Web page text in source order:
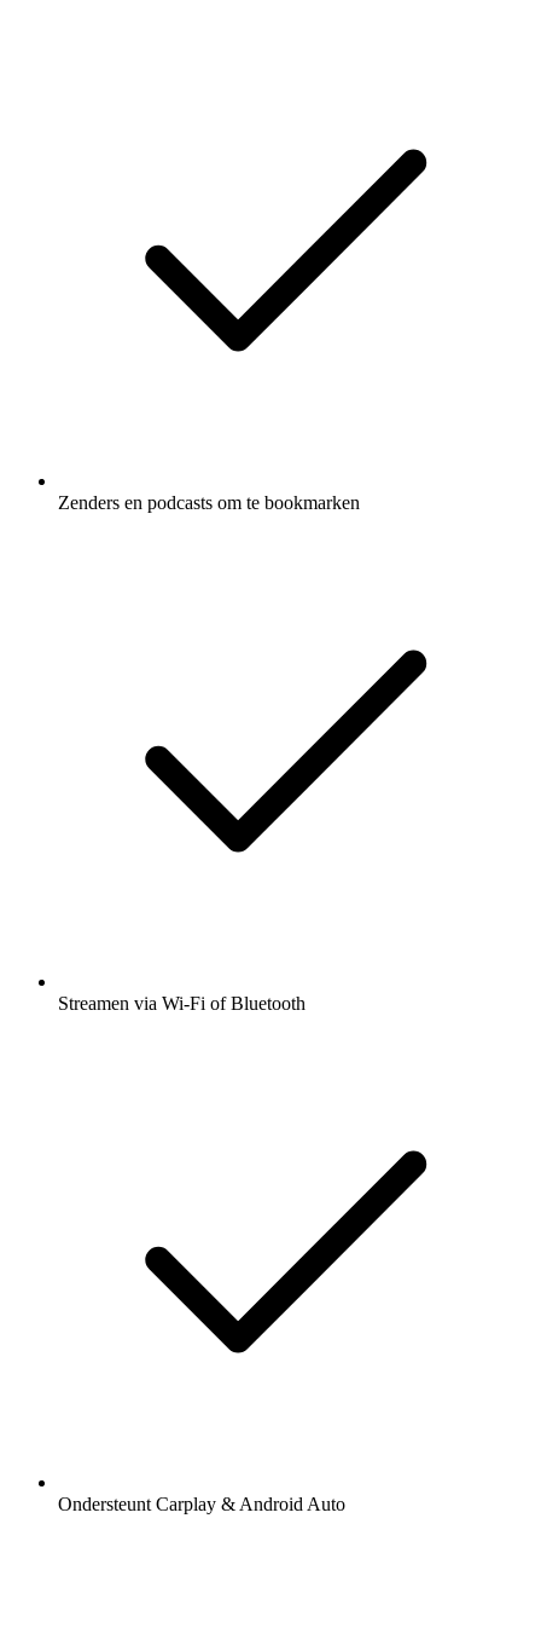
Zenders en podcasts om te bookmarken
Streamen via Wi-Fi of Bluetooth
Ondersteunt Carplay & Android Auto